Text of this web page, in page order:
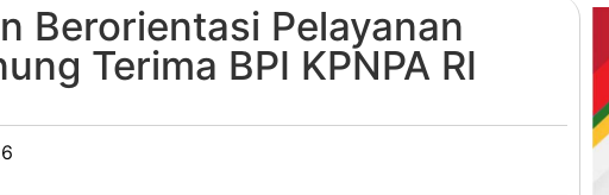
Berorientasi Pelayanan
Terima BPI KPNPA RI